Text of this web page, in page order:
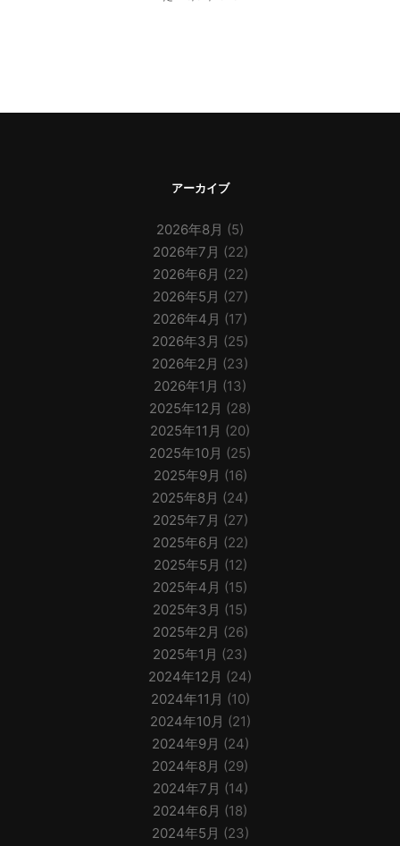
アーカイブ
2026年8月 (5)
2026年7月 (22)
2026年6月 (22)
2026年5月 (27)
2026年4月 (17)
2026年3月 (25)
2026年2月 (23)
2026年1月 (13)
2025年12月 (28)
2025年11月 (20)
2025年10月 (25)
2025年9月 (16)
2025年8月 (24)
2025年7月 (27)
2025年6月 (22)
2025年5月 (12)
2025年4月 (15)
2025年3月 (15)
2025年2月 (26)
2025年1月 (23)
2024年12月 (24)
2024年11月 (10)
2024年10月 (21)
2024年9月 (24)
2024年8月 (29)
2024年7月 (14)
2024年6月 (18)
2024年5月 (23)